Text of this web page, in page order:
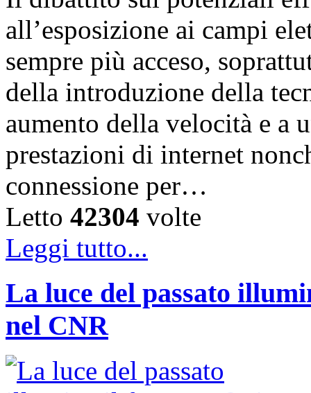
all’esposizione ai campi
sempre più acceso,
della introduzione della
aumento della velocità e a
prestazioni di internet
connessione per…
Letto 42304 volte
Leggi tutto...
La luce del passato
nel CNR